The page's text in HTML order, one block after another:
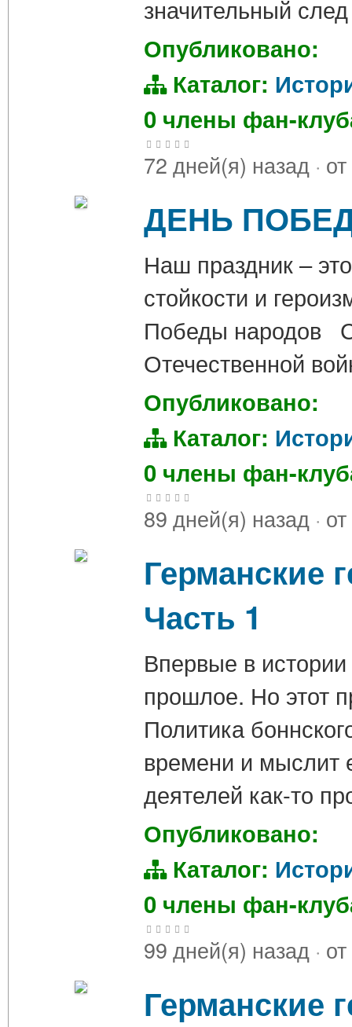
значительный
Опубликовано:
Каталог:
0 члены фан-
72 дней(я) назад · от
ДЕНЬ
Наш праздник –
стойкости и
Победы народов
Отечественной
Опубликовано:
Каталог:
0 члены фан-
89 дней(я) назад · от
Германские
Часть 1
Впервые в
прошлое. Но этот
Политика
времени и мыслит
деятелей как-то
Опубликовано:
Каталог:
0 члены фан-
99 дней(я) назад · от
Германские